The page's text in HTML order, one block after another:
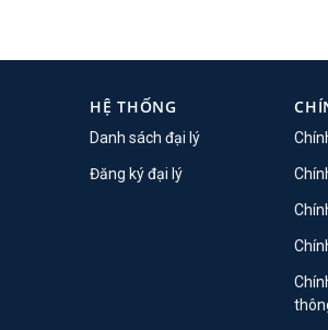
HỆ THỐNG
Danh sách đại lý
Đăng ký đại lý